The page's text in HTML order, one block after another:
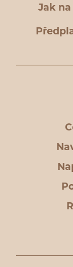
Jak na